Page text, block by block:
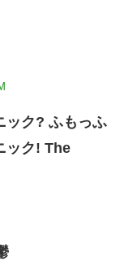
ク? ふもっふ
ック! The